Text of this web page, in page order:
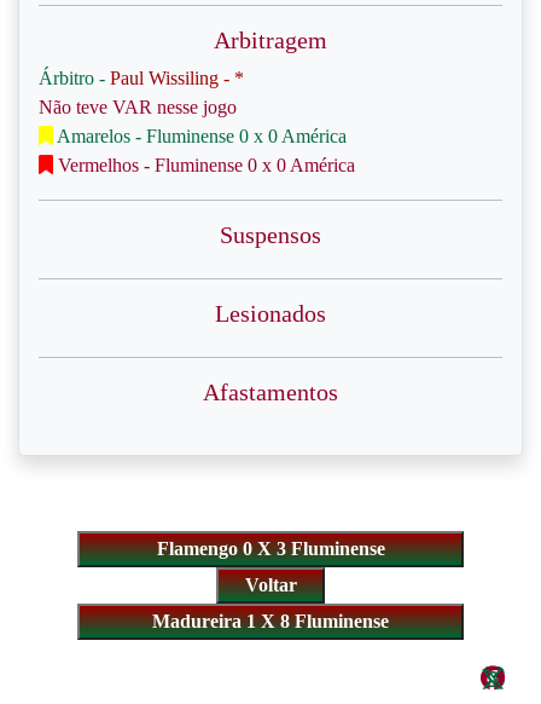
Arbitragem
Árbitro - Paul Wissiling - *
Não teve VAR nesse jogo
Amarelos - Fluminense 0 x 0 América
Vermelhos - Fluminense 0 x 0 América
Suspensos
Lesionados
Afastamentos